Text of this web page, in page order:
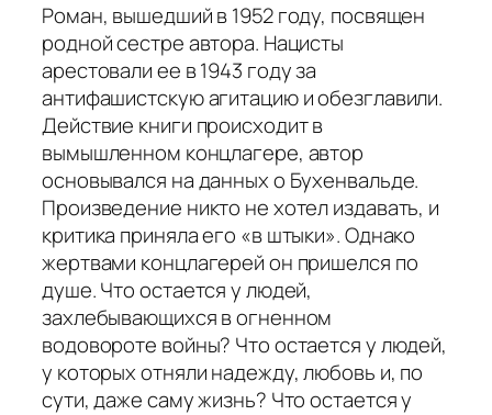
Роман, вышедший в 1952 году, посвящен
родной сестре автора. Нацисты
арестовали ее в 1943 году за
антифашистскую агитацию и обезглавили.
Действие книги происходит в
вымышленном концлагере, автор
основывался на данных о Бухенвальде.
Произведение никто не хотел издавать, и
критика приняла его «в штыки». Однако
жертвами концлагерей он пришелся по
душе. Что остается у людей,
захлебывающихся в огненном
водовороте войны? Что остается у людей,
у которых отняли надежду, любовь и, по
сути, даже саму жизнь? Что остается у